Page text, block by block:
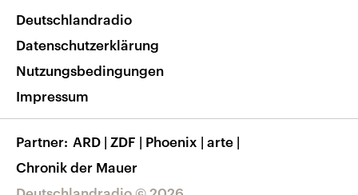
Nachrichten App
Frequenzen
Veranstaltungen
Musikliste
RSS
Barrierefreiheit
Deutschlandradio
Datenschutzerklärung
Nutzungsbedingungen
Impressum
Partner ARD | ZDF | Phoenix | arte |
Chronik der Mauer